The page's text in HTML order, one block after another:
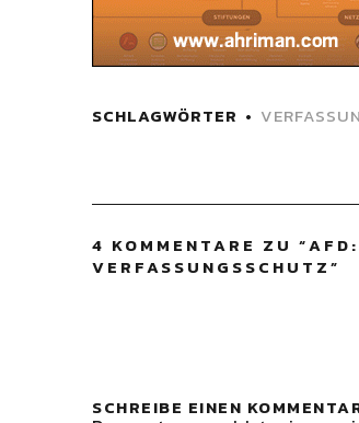
SCHLAGWÖRTER
4 KOMMENTARE ZU “
VERFASSUNGSSCHUTZ”
SCHREIBE EINEN